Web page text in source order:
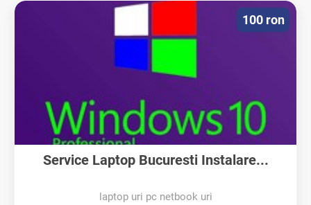
Service Laptop Bucuresti Instalare...
laptop uri pc netbook uri
100 ron